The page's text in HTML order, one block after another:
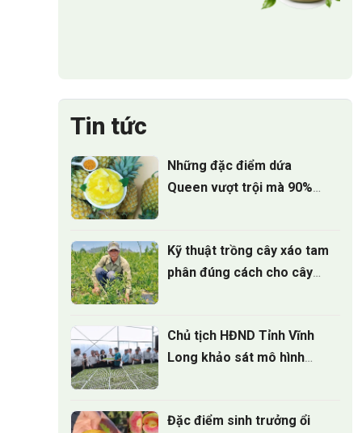
Tin tức
Những đặc điểm dứa
Queen vượt trội mà 90%
Kỹ thuật trồng cây xáo tam
phân đúng cách cho cây
Chủ tịch HĐND Tỉnh Vĩnh
Long khảo sát mô hình
Đặc điểm sinh trưởng ổi